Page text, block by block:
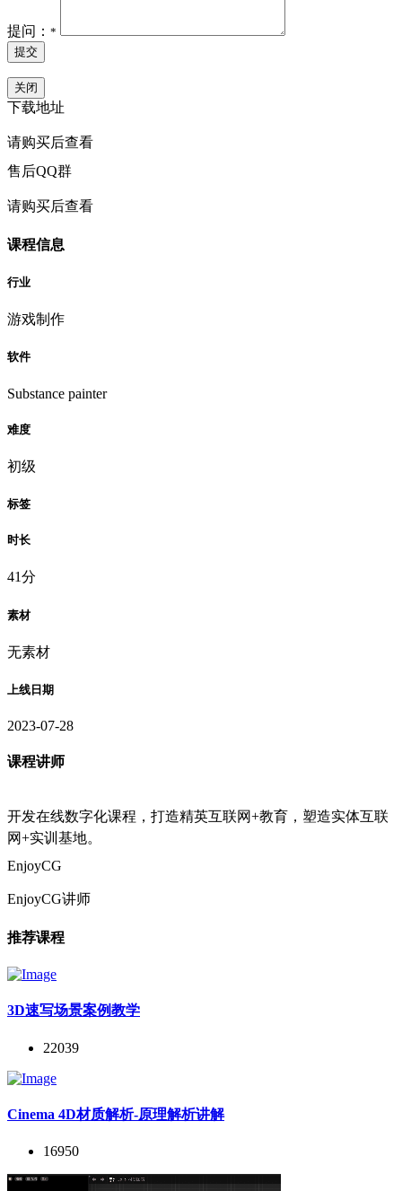
提问： *
提交
关闭
下载地址
请购买后查看
售后QQ群
请购买后查看
课程信息
行业
游戏制作
软件
Substance painter
难度
初级
标签
时长
41分
素材
无素材
上线日期
2023-07-28
课程讲师
开发在线数字化课程，打造精英互联网+教育，塑造实体互联
网+实训基地。
EnjoyCG
EnjoyCG讲师
推荐课程
3D速写场景案例教学
22039
Cinema 4D材质解析-原理解析讲解
16950